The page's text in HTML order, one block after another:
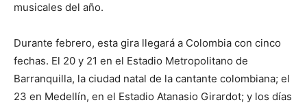
musicales del año.
Durante febrero, esta gira llegará a Colombia con cinco
fechas. El 20 y 21 en el Estadio Metropolitano de
Barranquilla, la ciudad natal de la cantante colombiana; el
23 en Medellín, en el Estadio Atanasio Girardot; y los días